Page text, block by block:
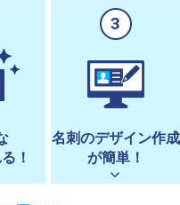
！
3
名刺のデザイン作成
が簡単！